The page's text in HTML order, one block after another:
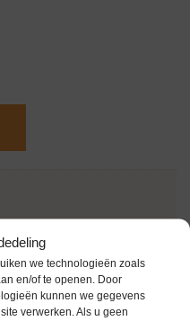
we technologieën zoals
en/of te openen. Door
kunnen we gegevens
verwerken. Als u geen
conditie